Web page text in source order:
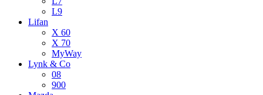
L9
Lifan
X 60
X 70
MyWay
Lynk & Co
08
900